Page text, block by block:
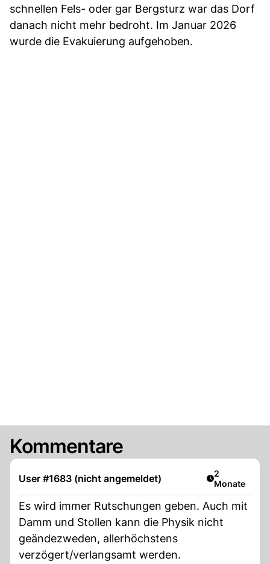
schnellen Fels- oder gar Bergsturz war das Dorf
danach nicht mehr bedroht. Im Januar 2026
wurde die Evakuierung aufgehoben.
Kommentare
User #1683 (nicht angemeldet) Artikel
2
Monate
Es wird immer Rutschungen geben. Auch mit
Damm und Stollen kann die Physik nicht
geändezweden, allerhöchstens
verzögert/verlangsamt werden.